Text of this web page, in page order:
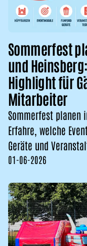
Sommerfest
und
Highlight für
Mitarbeiter
Sommerfest planen
Erfahre, welche
Geräte und
zum Erfolg
01-06-2026